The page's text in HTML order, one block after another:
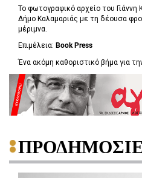
Το φωτογραφικό αρχείο του
Δήμο Καλαμαριάς με τη δέουσα
μέριμνα.
Επιμέλεια: Book Press
Ένα ακόμη καθοριστικό βήμα για